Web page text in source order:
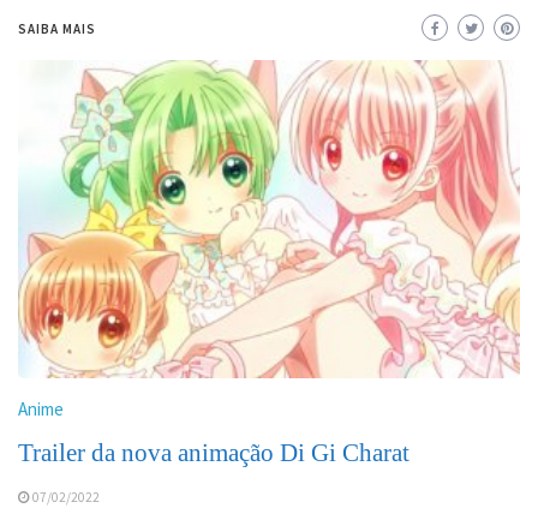
SAIBA MAIS
Anime
Trailer da nova animação Di Gi Charat
07/02/2022